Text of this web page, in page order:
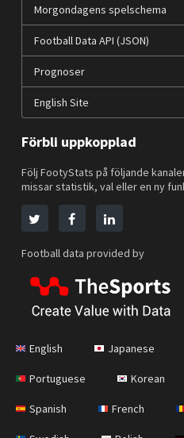
Morgondagens spelschema
Football Data API (JSON)
Prognoser
English Site
Förbli uppkopplad
Följ FootyStats på följande
missar statistik, val eller en ny
Football data provided by
English Japanese
Portuguese Korean
Spanish French